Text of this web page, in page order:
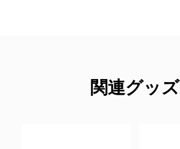
関連グッズ